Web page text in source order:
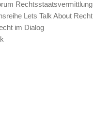
Rechtsstaatsvermittlung
Lets Talk About Recht
im Dialog